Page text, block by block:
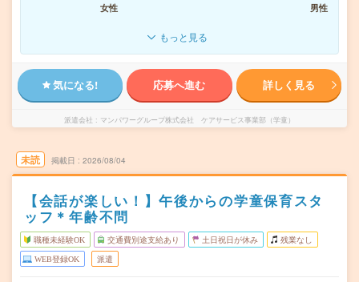
女性
男性
もっと見る
気になる! 応募へ進む 詳しく見る
派遣会社 マンパワーグループ株式会社 ケアサービス事業部（学童）
未読 掲載日 2026/08/04
【会話が楽しい！】午後からの学童保育スタ
ッフ＊年齢不問
職種未経験OK 交通費別途支給あり 土日祝日が休み 残業なし
WEB登録OK 派遣